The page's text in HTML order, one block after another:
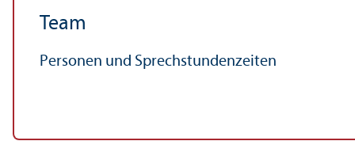
Team
Personen und Sprechstundenzeiten